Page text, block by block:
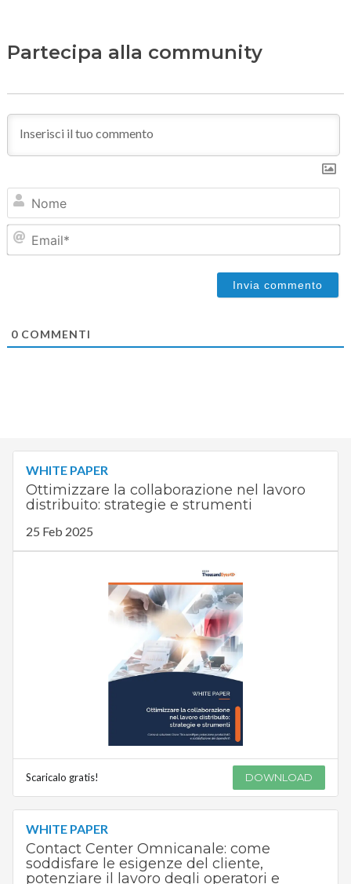
Partecipa alla community
0COMMENTI
WHITE PAPER
Ottimizzare la collaborazione nel lavoro
distribuito: strategie e strumenti
25 Feb 2025
Scaricalo gratis! DOWNLOAD
WHITE PAPER
Contact Center Omnicanale: come
soddisfare le esigenze del cliente,
potenziare il lavoro degli operatori e